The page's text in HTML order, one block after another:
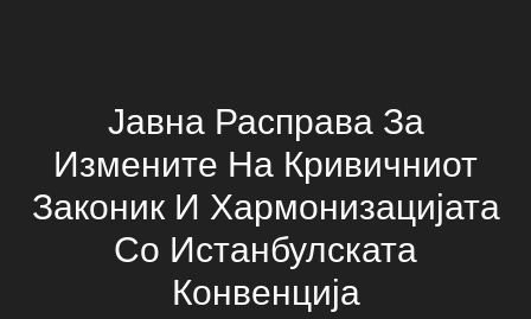
Јавна Расправа За
Измените На Кривичниот
Законик И Хармонизацијата
Со Истанбулската
Конвенција